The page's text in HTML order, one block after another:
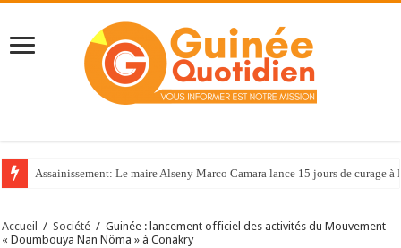
Assainissement: Le maire Alseny Marco Camara lance 15 jours de curage à
Accueil / Société / Guinée : lancement officiel des activités du Mouvement
« Doumbouya Nan Nöma » à Conakry